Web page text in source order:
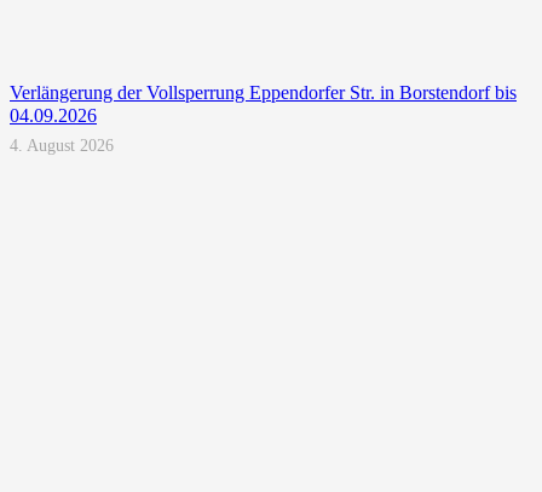
Verlängerung der Vollsperrung Eppendorfer Str. in Borstendorf bis
04.09.2026
4. August 2026